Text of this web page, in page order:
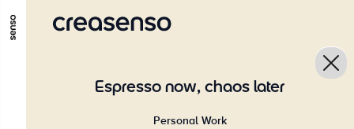
ALLER AU CONTENU PRINCIPAL
ALLER EN BAS DE PAGE
Espresso now, chaos later
Personal Work